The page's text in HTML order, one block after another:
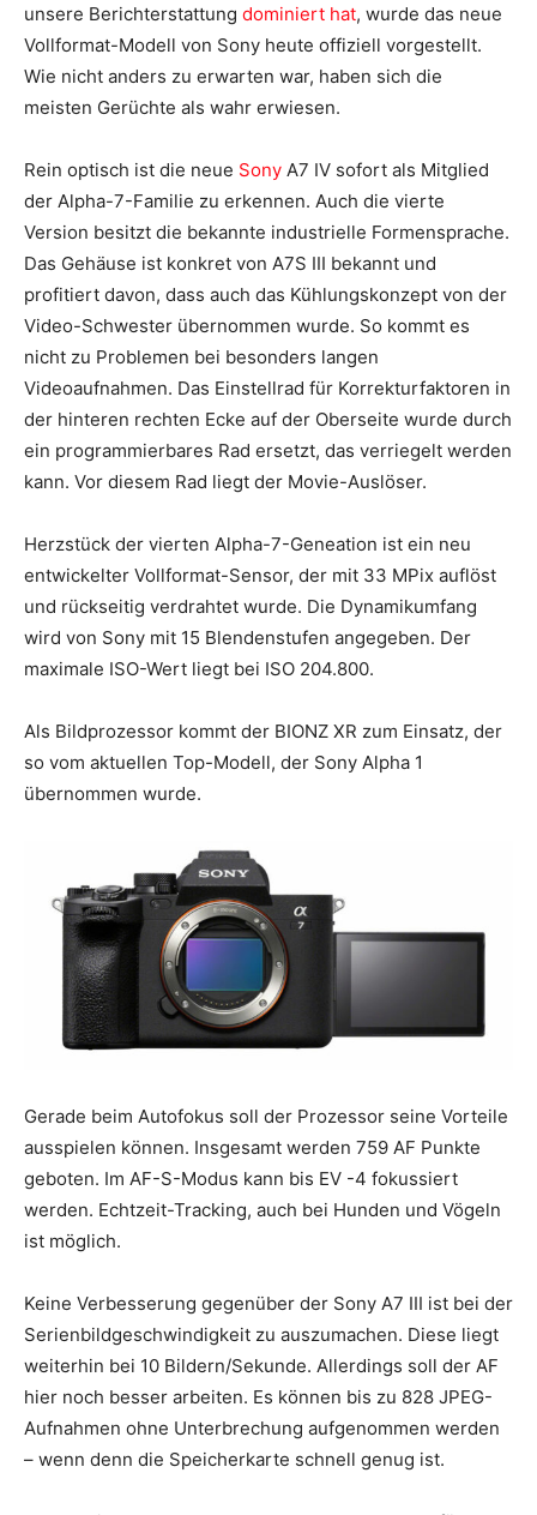
unsere Berichterstattung dominiert hat, wurde das neue
Vollformat-Modell von Sony heute offiziell vorgestellt.
Wie nicht anders zu erwarten war, haben sich die
meisten Gerüchte als wahr erwiesen.
Rein optisch ist die neue Sony A7 IV sofort als Mitglied
der Alpha-7-Familie zu erkennen. Auch die vierte
Version besitzt die bekannte industrielle Formensprache.
Das Gehäuse ist konkret von A7S III bekannt und
profitiert davon, dass auch das Kühlungskonzept von der
Video-Schwester übernommen wurde. So kommt es
nicht zu Problemen bei besonders langen
Videoaufnahmen. Das Einstellrad für Korrekturfaktoren in
der hinteren rechten Ecke auf der Oberseite wurde durch
ein programmierbares Rad ersetzt, das verriegelt werden
kann. Vor diesem Rad liegt der Movie-Auslöser.
Herzstück der vierten Alpha-7-Geneation ist ein neu
entwickelter Vollformat-Sensor, der mit 33 MPix auflöst
und rückseitig verdrahtet wurde. Die Dynamikumfang
wird von Sony mit 15 Blendenstufen angegeben. Der
maximale ISO-Wert liegt bei ISO 204.800.
Als Bildprozessor kommt der BIONZ XR zum Einsatz, der
so vom aktuellen Top-Modell, der Sony Alpha 1
übernommen wurde.
Gerade beim Autofokus soll der Prozessor seine Vorteile
ausspielen können. Insgesamt werden 759 AF Punkte
geboten. Im AF-S-Modus kann bis EV -4 fokussiert
werden. Echtzeit-Tracking, auch bei Hunden und Vögeln
ist möglich.
Keine Verbesserung gegenüber der Sony A7 III ist bei der
Serienbildgeschwindigkeit zu auszumachen. Diese liegt
weiterhin bei 10 Bildern/Sekunde. Allerdings soll der AF
hier noch besser arbeiten. Es können bis zu 828 JPEG-
Aufnahmen ohne Unterbrechung aufgenommen werden
– wenn denn die Speicherkarte schnell genug ist.